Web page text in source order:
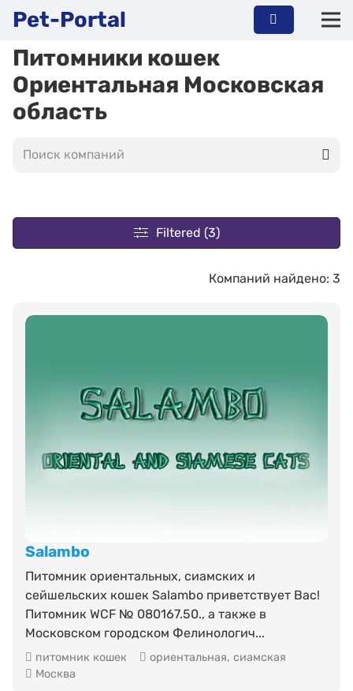
Pet-Portal
Питомники кошек
Ориентальная Московская
область
Filtered (3)
Компаний найдено: 3
Salambo
Питомник ориентальных, сиамских и
сейшельских кошек Salambo приветствует Вас!
Питомник WCF № 080167.50., а также в
Московском городском Фелинологич...
питомник кошек ориентальная, сиамская
Москва